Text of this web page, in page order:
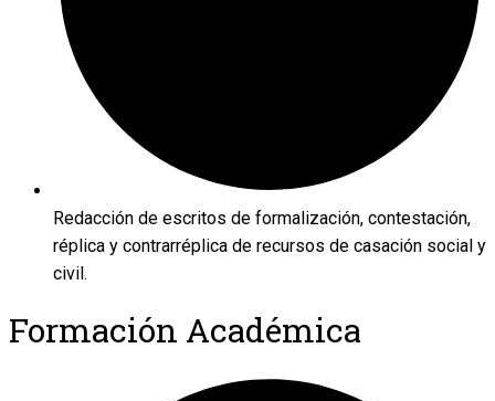
Redacción de escritos de formalización, contestación,
réplica y contrarréplica de recursos de casación social y
civil.
Formación Académica